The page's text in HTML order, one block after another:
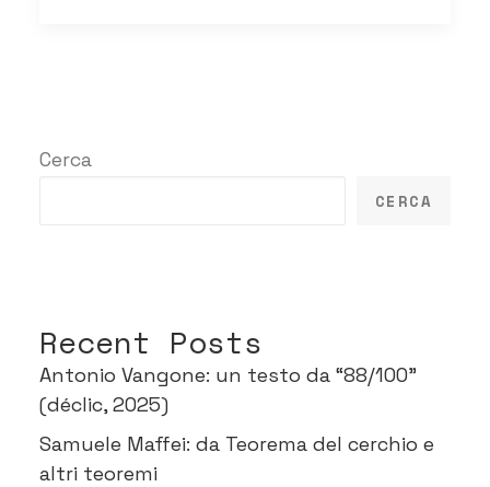
Cerca
CERCA
Recent Posts
Antonio Vangone: un testo da “88/100”
(déclic, 2025)
Samuele Maffei: da Teorema del cerchio e
altri teoremi